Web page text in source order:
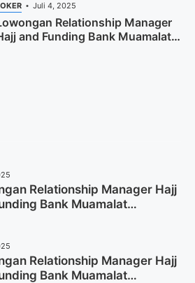
Juli 4, 2025
Relationship Manager
and Funding Bank Muamalat
Relationship Manager Hajj
Bank Muamalat
Relationship Manager Hajj
Bank Muamalat